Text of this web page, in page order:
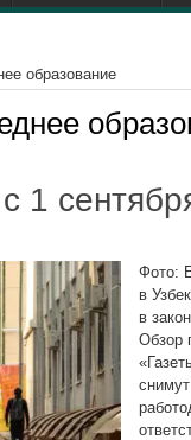
образование
1
Фото:
в
в
Обзор